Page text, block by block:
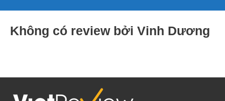
Không có review bởi Vinh Dương